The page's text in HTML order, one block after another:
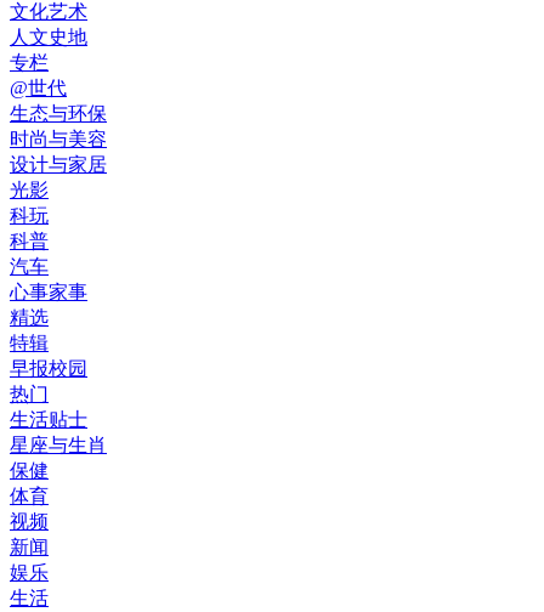
文化艺术
人文史地
专栏
@世代
生态与环保
时尚与美容
设计与家居
光影
科玩
科普
汽车
心事家事
精选
特辑
早报校园
热门
生活贴士
星座与生肖
保健
体育
视频
新闻
娱乐
生活